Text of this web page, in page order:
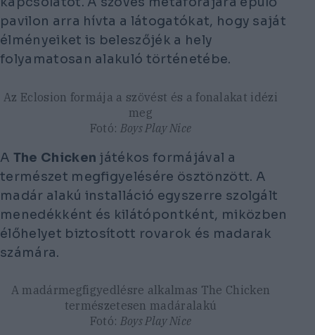
pavilon arra hívta a látogatókat, hogy saját
élményeiket is beleszőjék a hely
folyamatosan alakuló történetébe.
Az Eclosion formája a szövést és a fonalakat idézi
meg
Fotó: Boys Play Nice
A The Chicken játékos formájával a
természet megfigyelésére ösztönzött. A
madár alakú installáció egyszerre szolgált
menedékként és kilátópontként, miközben
élőhelyet biztosított rovarok és madarak
számára.
A madármegfigyedlésre alkalmas The Chicken
természetesen madáralakú
Fotó: Boys Play Nice